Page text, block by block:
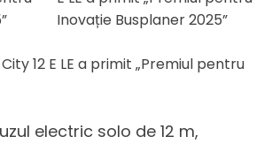
electric solo de 12 m,